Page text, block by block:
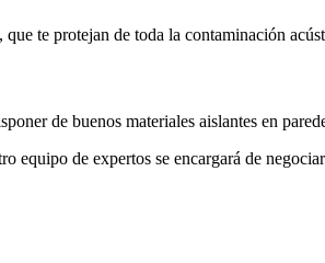
que te protejan de toda la contaminación
de buenos materiales aislantes en
equipo de expertos se encargará de